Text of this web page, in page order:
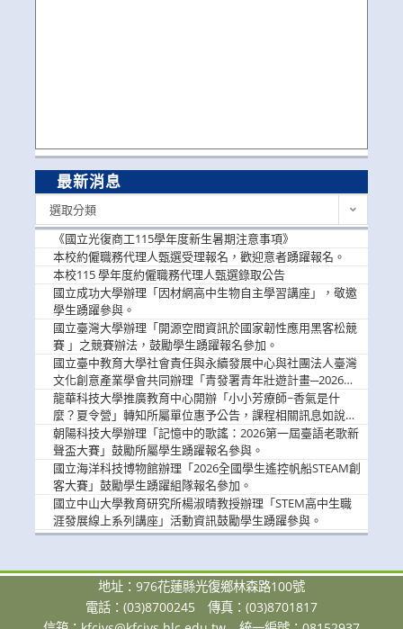
最新消息
選取分類
《國立光復商工115學年度新生暑期注意事項》
本校約僱職務代理人甄選受理報名，歡迎意者踴躍報名。
本校115 學年度約僱職務代理人甄選錄取公告
國立成功大學辦理「因材網高中生物自主學習講座」，敬邀
學生踴躍參與。
國立臺灣大學辦理「開源空間資訊於國家韌性應用黑客松競
賽 」之競賽辦法，鼓勵學生踴躍報名參加。
國立臺中教育大學社會責任與永續發展中心與社團法人臺灣
文化創意產業學會共同辦理「青發署青年壯遊計畫─2026臺
中舊城都市建築文化體驗」活動，敬邀學生踴躍報名參加，
公告周知。
龍華科技大學推廣教育中心開辦「小小芳療師~香氣是什
麼？夏令營」轉知所屬單位惠予公告，課程相關訊息如說
明。
朝陽科技大學辦理「記憶中的歌謠：2026第一屆臺語老歌新
聲盃大賽」鼓勵所屬學生踴躍報名參與。
國立海洋科技博物館辦理「2026全國學生遙控帆船STEAM創
客大賽」鼓勵學生踴躍組隊報名參加。
國立中山大學教育研究所楊淑晴教授辦理「STEM高中生職
涯發展線上系列講座」活動資訊鼓勵學生踴躍參與。
地址：976花蓮縣光復鄉林森路100號
電話：(03)8700245
傳真：(03)8701817